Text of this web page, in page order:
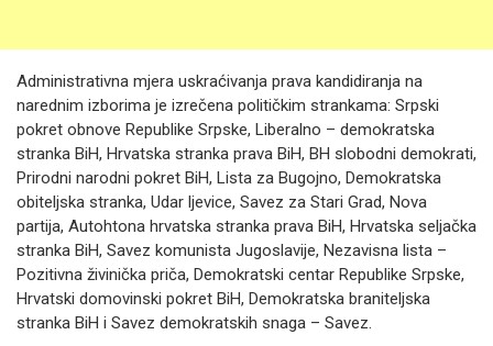
Administrativna mjera uskraćivanja prava kandidiranja na
narednim izborima je izrečena političkim strankama: Srpski
pokret obnove Republike Srpske, Liberalno – demokratska
stranka BiH, Hrvatska stranka prava BiH, BH slobodni demokrati,
Prirodni narodni pokret BiH, Lista za Bugojno, Demokratska
obiteljska stranka, Udar ljevice, Savez za Stari Grad, Nova
partija, Autohtona hrvatska stranka prava BiH, Hrvatska seljačka
stranka BiH, Savez komunista Jugoslavije, Nezavisna lista –
Pozitivna živinička priča, Demokratski centar Republike Srpske,
Hrvatski domovinski pokret BiH, Demokratska braniteljska
stranka BiH i Savez demokratskih snaga – Savez.